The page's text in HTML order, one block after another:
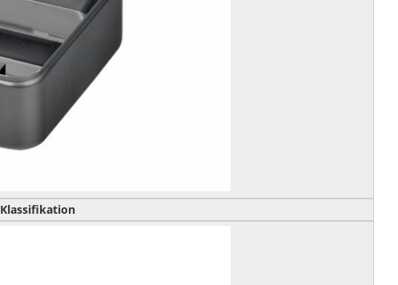
Klassifikation